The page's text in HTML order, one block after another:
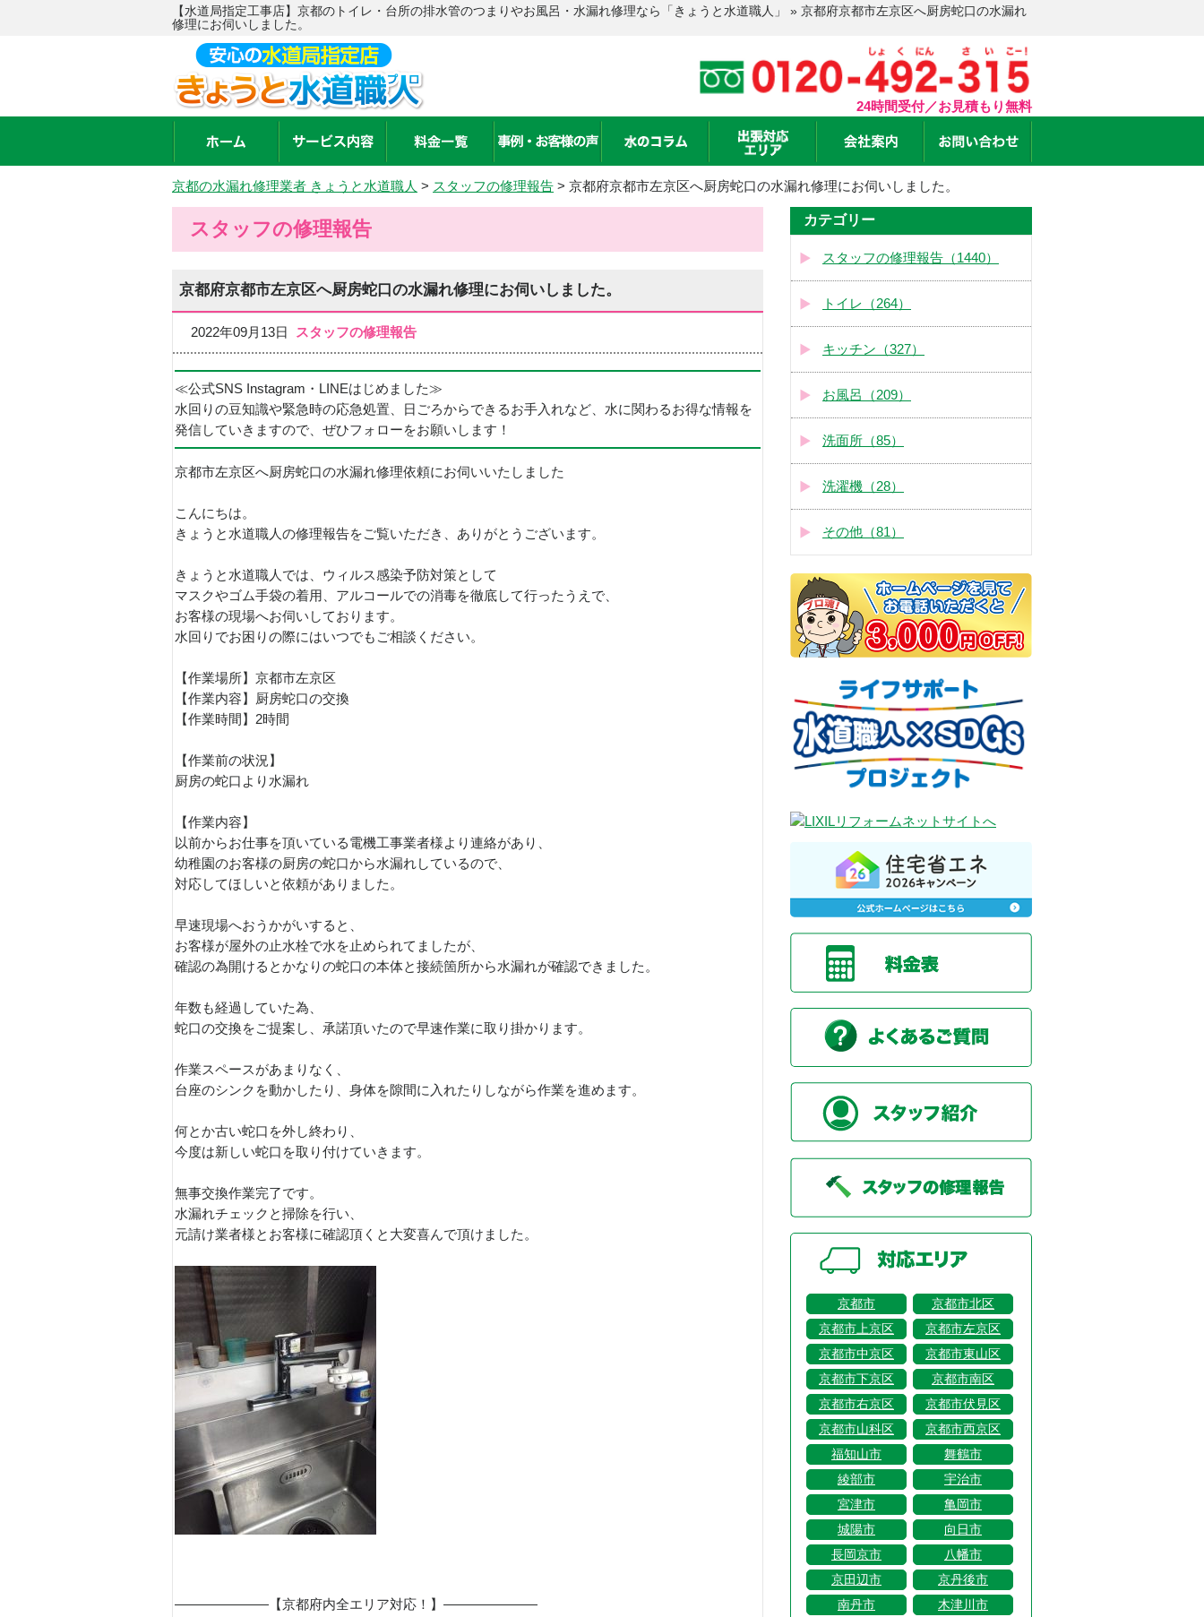
【水道局指定工事店】京都のトイレ・台所の排水管のつまりやお風呂・水漏れ修理なら「きょうと水道職人」 » 京都府京都市左京区へ厨房蛇口の水漏れ
修理にお伺いしました。
24時間受付／お見積もり無料
京都の水漏れ修理業者 きょうと水道職人 > スタッフの修理報告 > 京都府京都市左京区へ厨房蛇口の水漏れ修理にお伺いしました。
スタッフの修理報告
京都府京都市左京区へ厨房蛇口の水漏れ修理にお伺いしました。
2022年09月13日 スタッフの修理報告
≪公式SNS Instagram・LINEはじめました≫
水回りの豆知識や緊急時の応急処置、日ごろからできるお手入れなど、水に関わるお得な情報を
発信していきますので、ぜひフォローをお願いします！
京都市左京区へ厨房蛇口の水漏れ修理依頼にお伺いいたしました
こんにちは。
きょうと水道職人の修理報告をご覧いただき、ありがとうございます。
きょうと水道職人では、ウィルス感染予防対策として
マスクやゴム手袋の着用、アルコールでの消毒を徹底して行ったうえで、
お客様の現場へお伺いしております。
水回りでお困りの際にはいつでもご相談ください。
【作業場所】京都市左京区
【作業内容】厨房蛇口の交換
【作業時間】2時間
【作業前の状況】
厨房の蛇口より水漏れ
【作業内容】
以前からお仕事を頂いている電機工事業者様より連絡があり、
幼稚園のお客様の厨房の蛇口から水漏れしているので、
対応してほしいと依頼がありました。
早速現場へおうかがいすると、
お客様が屋外の止水栓で水を止められてましたが、
確認の為開けるとかなりの蛇口の本体と接続箇所から水漏れが確認できました。
年数も経過していた為、
蛇口の交換をご提案し、承諾頂いたので早速作業に取り掛かります。
作業スペースがあまりなく、
台座のシンクを動かしたり、身体を隙間に入れたりしながら作業を進めます。
何とか古い蛇口を外し終わり、
今度は新しい蛇口を取り付けていきます。
無事交換作業完了です。
水漏れチェックと掃除を行い、
元請け業者様とお客様に確認頂くと大変喜んで頂けました。
———————【京都府内全エリア対応！】———————
カテゴリー
スタッフの修理報告（1440）
トイレ（264）
キッチン（327）
お風呂（209）
洗面所（85）
洗濯機（28）
その他（81）
京都市
京都市北区
京都市上京区
京都市左京区
京都市中京区
京都市東山区
京都市下京区
京都市南区
京都市右京区
京都市伏見区
京都市山科区
京都市西京区
福知山市
舞鶴市
綾部市
宇治市
宮津市
亀岡市
城陽市
向日市
長岡京市
八幡市
京田辺市
京丹後市
南丹市
木津川市